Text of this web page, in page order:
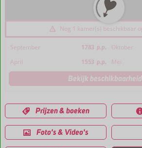
Nog 1 kamer(s) beschikbaar
September 1783 p.p. Oktober
April
1553 p.p. Mei
Bekijk beschikbaarheid
Prijzen & boeken
Foto's & Video's